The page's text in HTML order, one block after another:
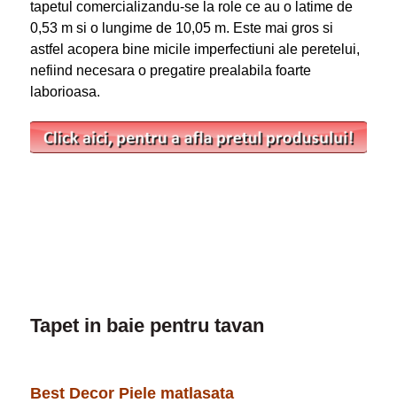
tapetul comercializandu-se la role ce au o latime de
0,53 m si o lungime de 10,05 m. Este mai gros si
astfel acopera bine micile imperfectiuni ale peretelui,
nefiind necesara o pregatire prealabila foarte
laborioasa.
Tapet in baie pentru tavan
Best Decor Piele matlasata